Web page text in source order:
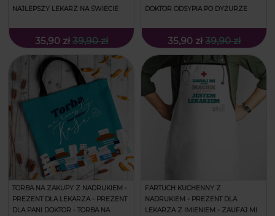
NAJLEPSZY LEKARZ NA ŚWIECIE
35,90 zł 39,90 zł
DOKTOR ODSYPIA PO DYŻURZE
35,90 zł 39,90 zł
TORBA NA ZAKUPY Z NADRUKIEM -
PREZENT DLA LEKARZA - PREZENT
DLA PANI DOKTOR - TORBA NA
FARTUCH KUCHENNY Z
NADRUKIEM - PREZENT DLA
LEKARZA Z IMIENIEM - ZAUFAJ MI